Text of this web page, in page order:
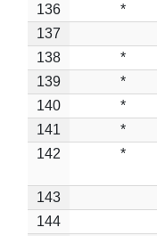
136
*
137
138
*
139
*
140
*
141
*
142
*
143
144